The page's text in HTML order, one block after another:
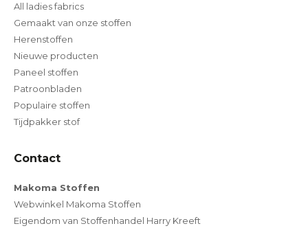
All ladies fabrics
Gemaakt van onze stoffen
Herenstoffen
Nieuwe producten
Paneel stoffen
Patroonbladen
Populaire stoffen
Tijdpakker stof
Contact
Makoma Stoffen
Webwinkel Makoma Stoffen
Eigendom van Stoffenhandel Harry Kreeft